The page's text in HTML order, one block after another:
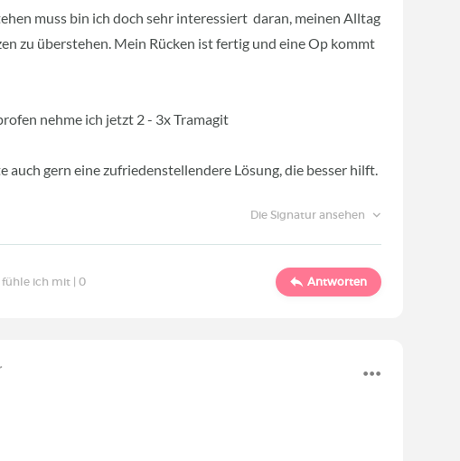
muss bin ich doch sehr interessiert daran, meinen Alltag
zu überstehen. Mein Rücken ist fertig und eine Op kommt
nehme ich jetzt 2 - 3x Tramagit
auch gern eine zufriedenstellendere Lösung, die besser hilft.
Die Signatur ansehen
fühle ich mit |0 Antworten